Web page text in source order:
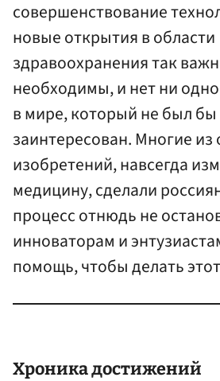
совершенствование
новые открытия в области
здравоохранения так
необходимы, и нет ни
в мире, который не был бы
заинтересован. Многие из
изобретений, навсегда
медицину, сделали
процесс отнюдь не
инноваторам и
помощь, чтобы делать
Хроника достижений